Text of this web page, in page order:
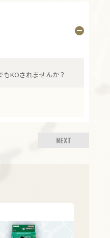
KOされませんか？
NEXT